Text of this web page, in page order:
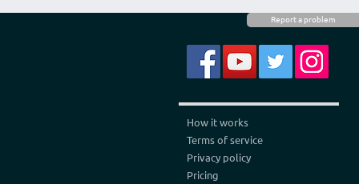
Report a problem
How it works
Terms of service
Privacy policy
Pricing